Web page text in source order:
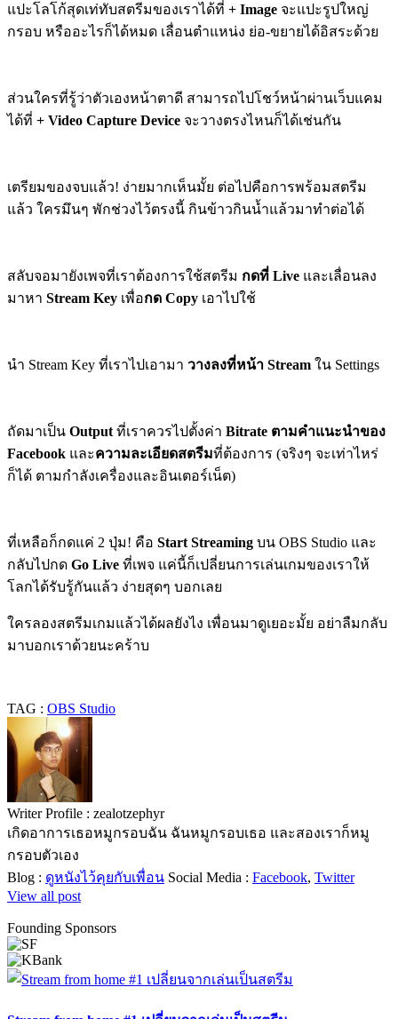
แปะโลโก้สุดเท่ทับสตรีมของเราได้ที่ + Image จะแปะรูปใหญ่
กรอบ หรืออะไรก็ได้หมด เลื่อนตำแหน่ง ย่อ-ขยายได้อิสระด้วย
ส่วนใครที่รู้ว่าตัวเองหน้าตาดี สามารถไปโชว์หน้าผ่านเว็บแคม
ได้ที่ + Video Capture Device จะวางตรงไหนก็ได้เช่นกัน
เตรียมของจบแล้ว! ง่ายมากเห็นมั้ย ต่อไปคือการพร้อมสตรีม
แล้ว ใครมึนๆ พักช่วงไว้ตรงนี้ กินข้าวกินน้ำแล้วมาทำต่อได้
สลับจอมายังเพจที่เราต้องการใช้สตรีม กดที่ Live และเลื่อนลง
มาหา Stream Key เพื่อกด Copy เอาไปใช้
นำ Stream Key ที่เราไปเอามา วางลงที่หน้า Stream ใน Settings
ถัดมาเป็น Output ที่เราควรไปตั้งค่า Bitrate ตามคำแนะนำของ
Facebook และความละเอียดสตรีมที่ต้องการ (จริงๆ จะเท่าไหร่
ก็ได้ ตามกำลังเครื่องและอินเตอร์เน็ต)
ที่เหลือก็กดแค่ 2 ปุ่ม! คือ Start Streaming บน OBS Studio และ
กลับไปกด Go Live ที่เพจ แค่นี้ก็เปลี่ยนการเล่นเกมของเราให้
โลกได้รับรู้กันแล้ว ง่ายสุดๆ บอกเลย
ใครลองสตรีมเกมแล้วได้ผลยังไง เพื่อนมาดูเยอะมั้ย อย่าลืมกลับ
มาบอกเราด้วยนะคร้าบ
TAG : OBS Studio
Writer Profile : zealotzephyr
เกิดอาการเธอหมูกรอบฉัน ฉันหมูกรอบเธอ และสองเราก็หมู
กรอบตัวเอง
Blog : ดูหนังไว้คุยกับเพื่อน Social Media : Facebook, Twitter
View all post
Founding Sponsors